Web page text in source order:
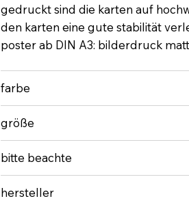
gedruckt sind die karten auf
den karten eine gute stabilität
poster ab DIN A3: bilderdruck
farbe
größe
bitte beachte
hersteller